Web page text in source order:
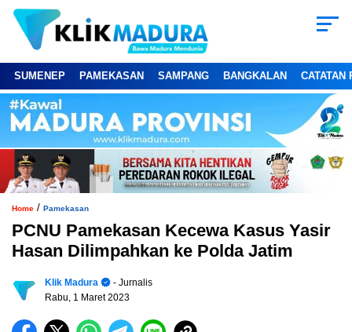
SUMENEP PAMEKASAN SAMPANG BANGKALAN CATATAN
Home / Pamekasan
PCNU Pamekasan Kecewa Kasus Yasir
Hasan Dilimpahkan ke Polda Jatim
Klik Madura
- Jurnalis
Rabu, 1 Maret 2023